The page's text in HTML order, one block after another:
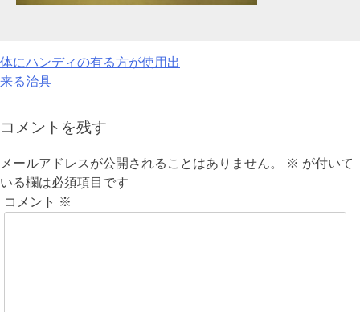
投
ナ
ゲ
ー
体にハンディの有る方が使用出
来る治具
コメントを残す
メールアドレスが公開されることはありません。 ※ が付いて
いる欄は必須項目です
コメント ※